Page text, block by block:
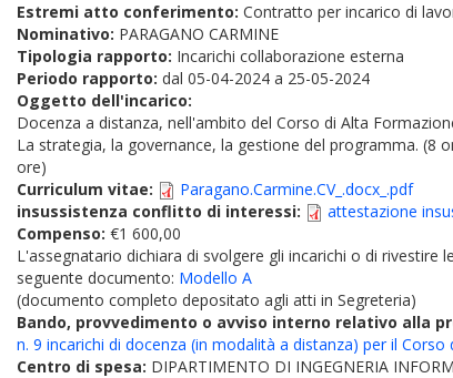
Estremi atto conferimento: Contratto per incarico di
Nominativo: PARAGANO CARMINE
Tipologia rapporto: Incarichi collaborazione esterna
Periodo rapporto: dal 05-04-2024 a 25-05-2024
Oggetto dell'incarico:
Docenza a distanza, nell'ambito del Corso di Alta
La strategia, la governance, la gestione del programma. (8
ore)
Curriculum vitae:
Paragano.Carmine.CV_.docx_.pdf
insussistenza conflitto di interessi:
attestazione
Compenso: €1 600,00
L'assegnatario dichiara di svolgere gli incarichi o di
seguente documento: Modello A
(documento completo depositato agli atti in Segreteria)
Bando, provvedimento o avviso interno relativo alla
n. 9 incarichi di docenza (in modalità a distanza) per il
Centro di spesa: DIPARTIMENTO DI INGEGNERIA